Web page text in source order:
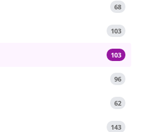
68
103
103
96
62
143